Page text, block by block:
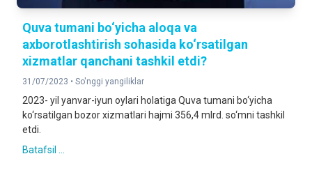
Quva tumani bo‘yicha aloqa va
axborotlashtirish sohasida ko‘rsatilgan
xizmatlar qanchani tashkil etdi?
31/07/2023 • So'nggi yangiliklar
2023- yil yanvar-iyun oylari holatiga Quva tumani bo‘yicha
ko‘rsatilgan bozor xizmatlari hajmi 356,4 mlrd. so‘mni tashkil
etdi.
Batafsil ...